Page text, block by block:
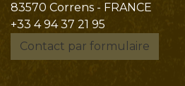
83570 Correns - FRANCE
+33 4 94 37 21 95
Contact par formulaire